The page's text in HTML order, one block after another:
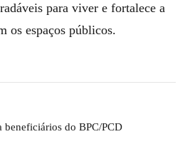
para viver e fortalece a
os espaços públicos.
beneficiários do BPC/PCD